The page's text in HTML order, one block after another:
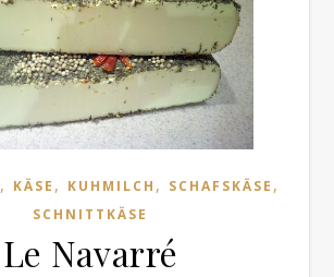
, KÄSE , KUHMILCH , SCHAFSKÄSE ,
SCHNITTKÄSE
Le Navarré